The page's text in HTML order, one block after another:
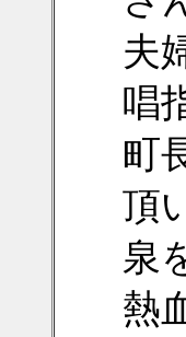
夫
唱
町
頂
泉
熱